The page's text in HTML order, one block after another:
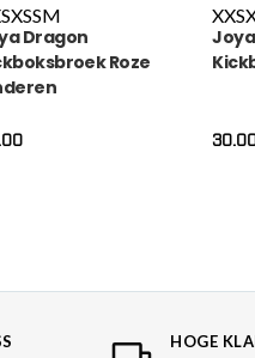
XSSM
Dragon
Roze
XXS
HOGE